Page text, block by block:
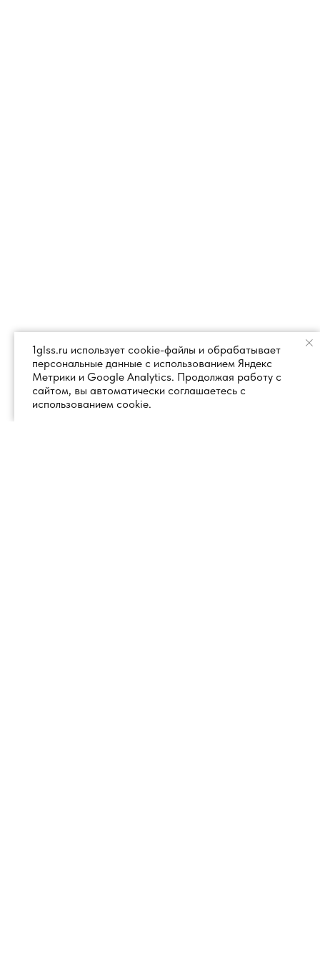
1glss.ru использует cookie-файлы и обрабатывает
персональные данные с использованием Яндекс
Метрики и Google Analytics. Продолжая работу с
сайтом, вы автоматически соглашаетесь с
использованием cookie.